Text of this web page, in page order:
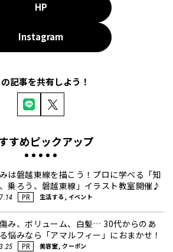
HP
Instagram
記事を共有しよう！
すめピックアップ
は磐越東線を描こう！プロに学べる「知
乗ろう、磐越東線」イラスト教室開催♪
PR 生活する, イベント
み、ボリューム、白髪… 30代からのあ
悩みなら「アマルフィー」におまかせ！
PR 美容室, クーポン